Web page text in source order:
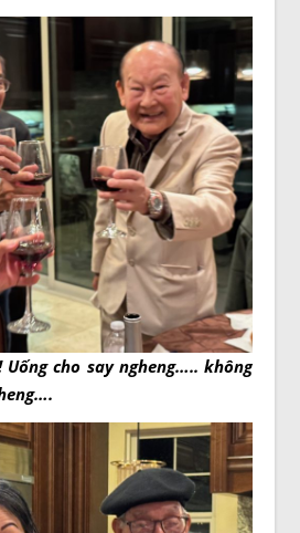
cho say ngheng….. không